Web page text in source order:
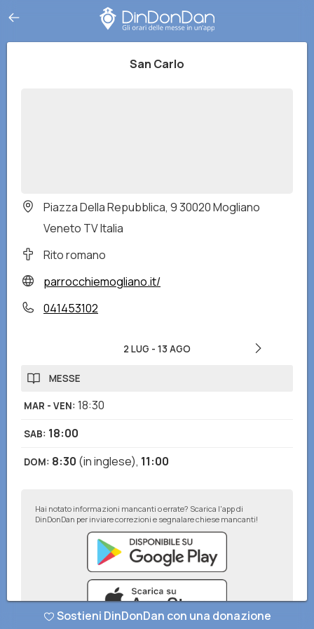
San Carlo
Piazza Della Repubblica, 9 30020 Mogliano
Veneto TV Italia
Rito romano
parrocchiemogliano.it/
041453102
2 LUG - 13 AGO
MESSE
MAR - VEN: 18:30
SAB: 18:00
DOM: 8:30 (in inglese), 11:00
Hai notato informazioni mancanti o errate? Scarica l'app di
DinDonDan per inviare correzioni e segnalare chiese mancanti!
Sostieni DinDonDan con una donazione